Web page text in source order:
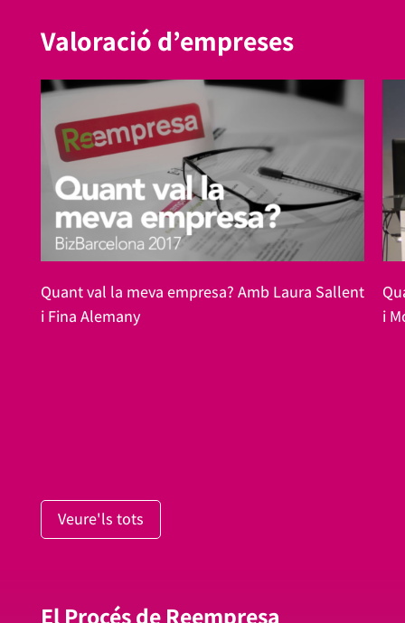
Valoració d’empreses
Quant val la meva empresa? Amb Laura Sallent
i Fina Alemany
i
Veure'ls tots
El Procés de Reempresa